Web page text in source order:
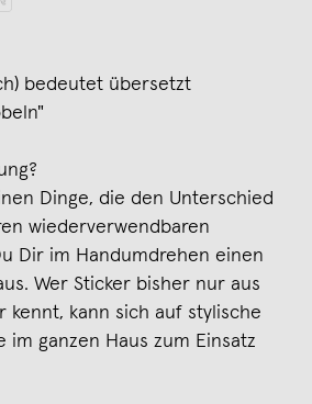
bedeutet übersetzt
Dinge, die den Unterschied
wiederverwendbaren
Dir im Handumdrehen einen
Wer Sticker bisher nur aus
kennt, kann sich auf stylische
im ganzen Haus zum Einsatz